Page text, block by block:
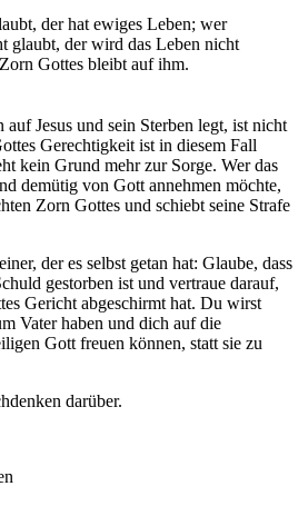
der hat ewiges Leben; wer
glaubt, der wird das Leben nicht
Gottes bleibt auf ihm.
auf Jesus und sein Sterben legt, ist nicht
Gerechtigkeit ist in diesem Fall
kein Grund mehr zur Sorge. Wer das
demütig von Gott annehmen möchte,
Zorn Gottes und schiebt seine Strafe
der es selbst getan hat: Glaube, dass
gestorben ist und vertraue darauf,
Gericht abgeschirmt hat. Du wirst
Vater haben und dich auf die
Gott freuen können, statt sie zu
darüber.